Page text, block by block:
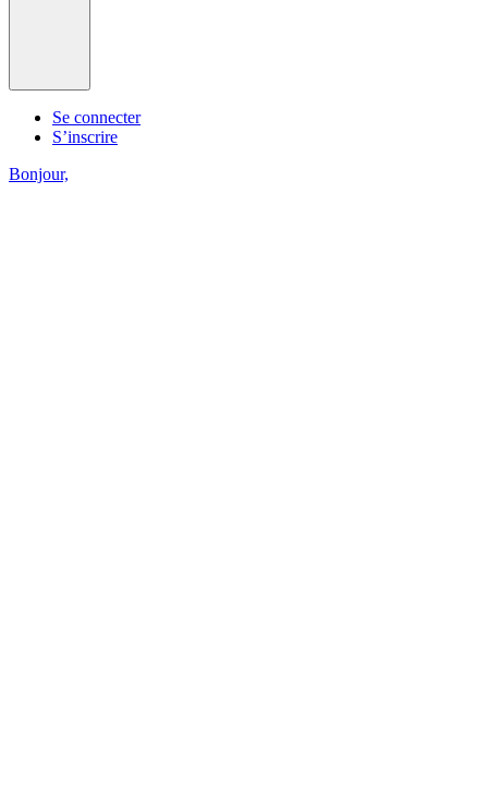
Se connecter
S’inscrire
Bonjour,